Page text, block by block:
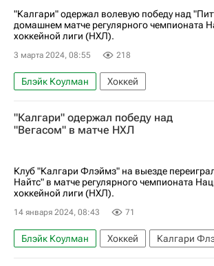
Национальная хоккейная лига (НХЛ)
"Калгари" одержал волевую победу над
домашнем матче регулярного чемпионата
хоккейной лиги (НХЛ).
3 марта 2024, 08:55 218
Блэйк Коулман
Хоккей
Национальная хоккейная лига (НХЛ)
Егор Шарангович
Назем Кадри
"Калгари" одержал победу над
"Вегасом" в матче НХЛ
Клуб "Калгари Флэймз" на выезде
Найтс" в матче регулярного чемпионата
хоккейной лиги (НХЛ).
14 января 2024, 08:43 71
Блэйк Коулман Хоккей
Калгари
Вегас Голден Найтс
Назем Кадри